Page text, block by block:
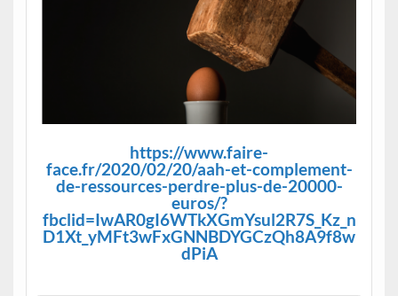
https://www.faire-
face.fr/2020/02/20/aah-et-complement-
de-ressources-perdre-plus-de-20000-
euros/?
fbclid=IwAR0gI6WTkXGmYsul2R7S_Kz_n
D1Xt_yMFt3wFxGNNBDYGCzQh8A9f8w
dPiA